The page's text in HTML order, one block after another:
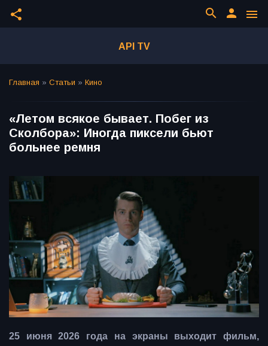
share menu
person
search
API TV
Главная » Статьи » Кино
«Летом всякое бывает. Побег из
Сколбора»: Иногда пиксели бьют
больнее ремня
25 июня 2026 года на экраны выходит фильм,